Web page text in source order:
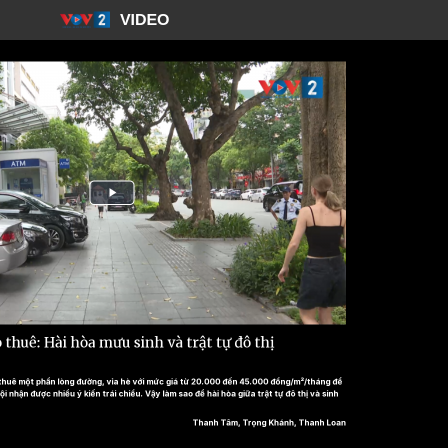
VIDEO
Play
Video
thuê: Hài hòa mưu sinh và trật tự đô thị
một phần lòng đường, vỉa hè với mức giá từ 20.000 đến 45.000 đồng/m²/tháng để
nhận được nhiều ý kiến trái chiều. Vậy làm sao để hài hòa giữa trật tự đô thị và sinh
Thanh Tâm, Trọng Khánh, Thanh Loan